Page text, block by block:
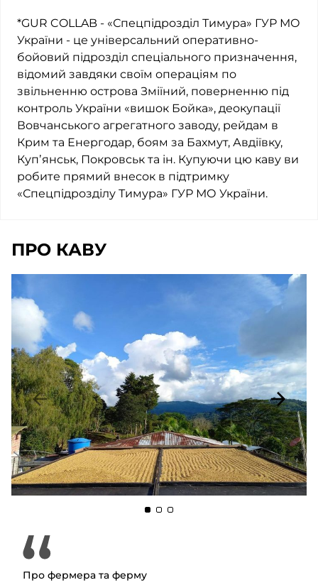
*GUR COLLAB - «Спецпідрозділ Тимура» ГУР МО
України - це універсальний оперативно-
бойовий підрозділ спеціального призначення,
відомий завдяки своїм операціям по
звільненню острова Зміїний, поверненню під
контроль України «вишок Бойка», деокупації
Вовчанського агрегатного заводу, рейдам в
Крим та Енергодар, боям за Бахмут, Авдіївку,
Купʼянськ, Покровськ та ін. Купуючи цю каву ви
робите прямий внесок в підтримку
«Спецпідрозділу Тимура» ГУР МО України.
ПРО КАВУ
Про фермера та ферму